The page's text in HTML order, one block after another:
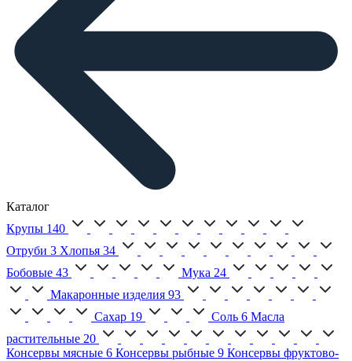
Каталог
Крупы 140
Отруби 3 Хлопья 34
Бобовые 43 Мука 24
Макаронные изделия 93
Сахар 19 Соль 6 Масла
растительные 20
Консервы мясные 6 Консервы рыбные 9 Консервы фруктово-